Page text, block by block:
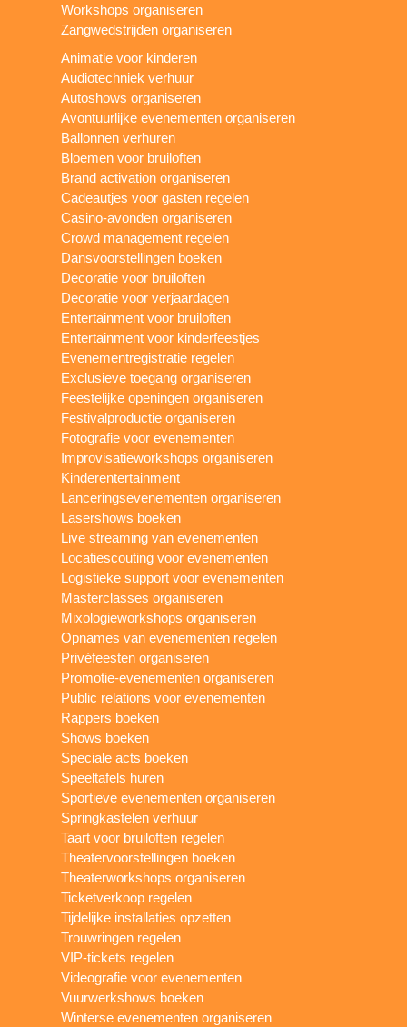
Workshops organiseren
Zangwedstrijden organiseren
Animatie voor kinderen
Audiotechniek verhuur
Autoshows organiseren
Avontuurlijke evenementen organiseren
Ballonnen verhuren
Bloemen voor bruiloften
Brand activation organiseren
Cadeautjes voor gasten regelen
Casino-avonden organiseren
Crowd management regelen
Dansvoorstellingen boeken
Decoratie voor bruiloften
Decoratie voor verjaardagen
Entertainment voor bruiloften
Entertainment voor kinderfeestjes
Evenementregistratie regelen
Exclusieve toegang organiseren
Feestelijke openingen organiseren
Festivalproductie organiseren
Fotografie voor evenementen
Improvisatieworkshops organiseren
Kinderentertainment
Lanceringsevenementen organiseren
Lasershows boeken
Live streaming van evenementen
Locatiescouting voor evenementen
Logistieke support voor evenementen
Masterclasses organiseren
Mixologieworkshops organiseren
Opnames van evenementen regelen
Privéfeesten organiseren
Promotie-evenementen organiseren
Public relations voor evenementen
Rappers boeken
Shows boeken
Speciale acts boeken
Speeltafels huren
Sportieve evenementen organiseren
Springkastelen verhuur
Taart voor bruiloften regelen
Theatervoorstellingen boeken
Theaterworkshops organiseren
Ticketverkoop regelen
Tijdelijke installaties opzetten
Trouwringen regelen
VIP-tickets regelen
Videografie voor evenementen
Vuurwerkshows boeken
Winterse evenementen organiseren